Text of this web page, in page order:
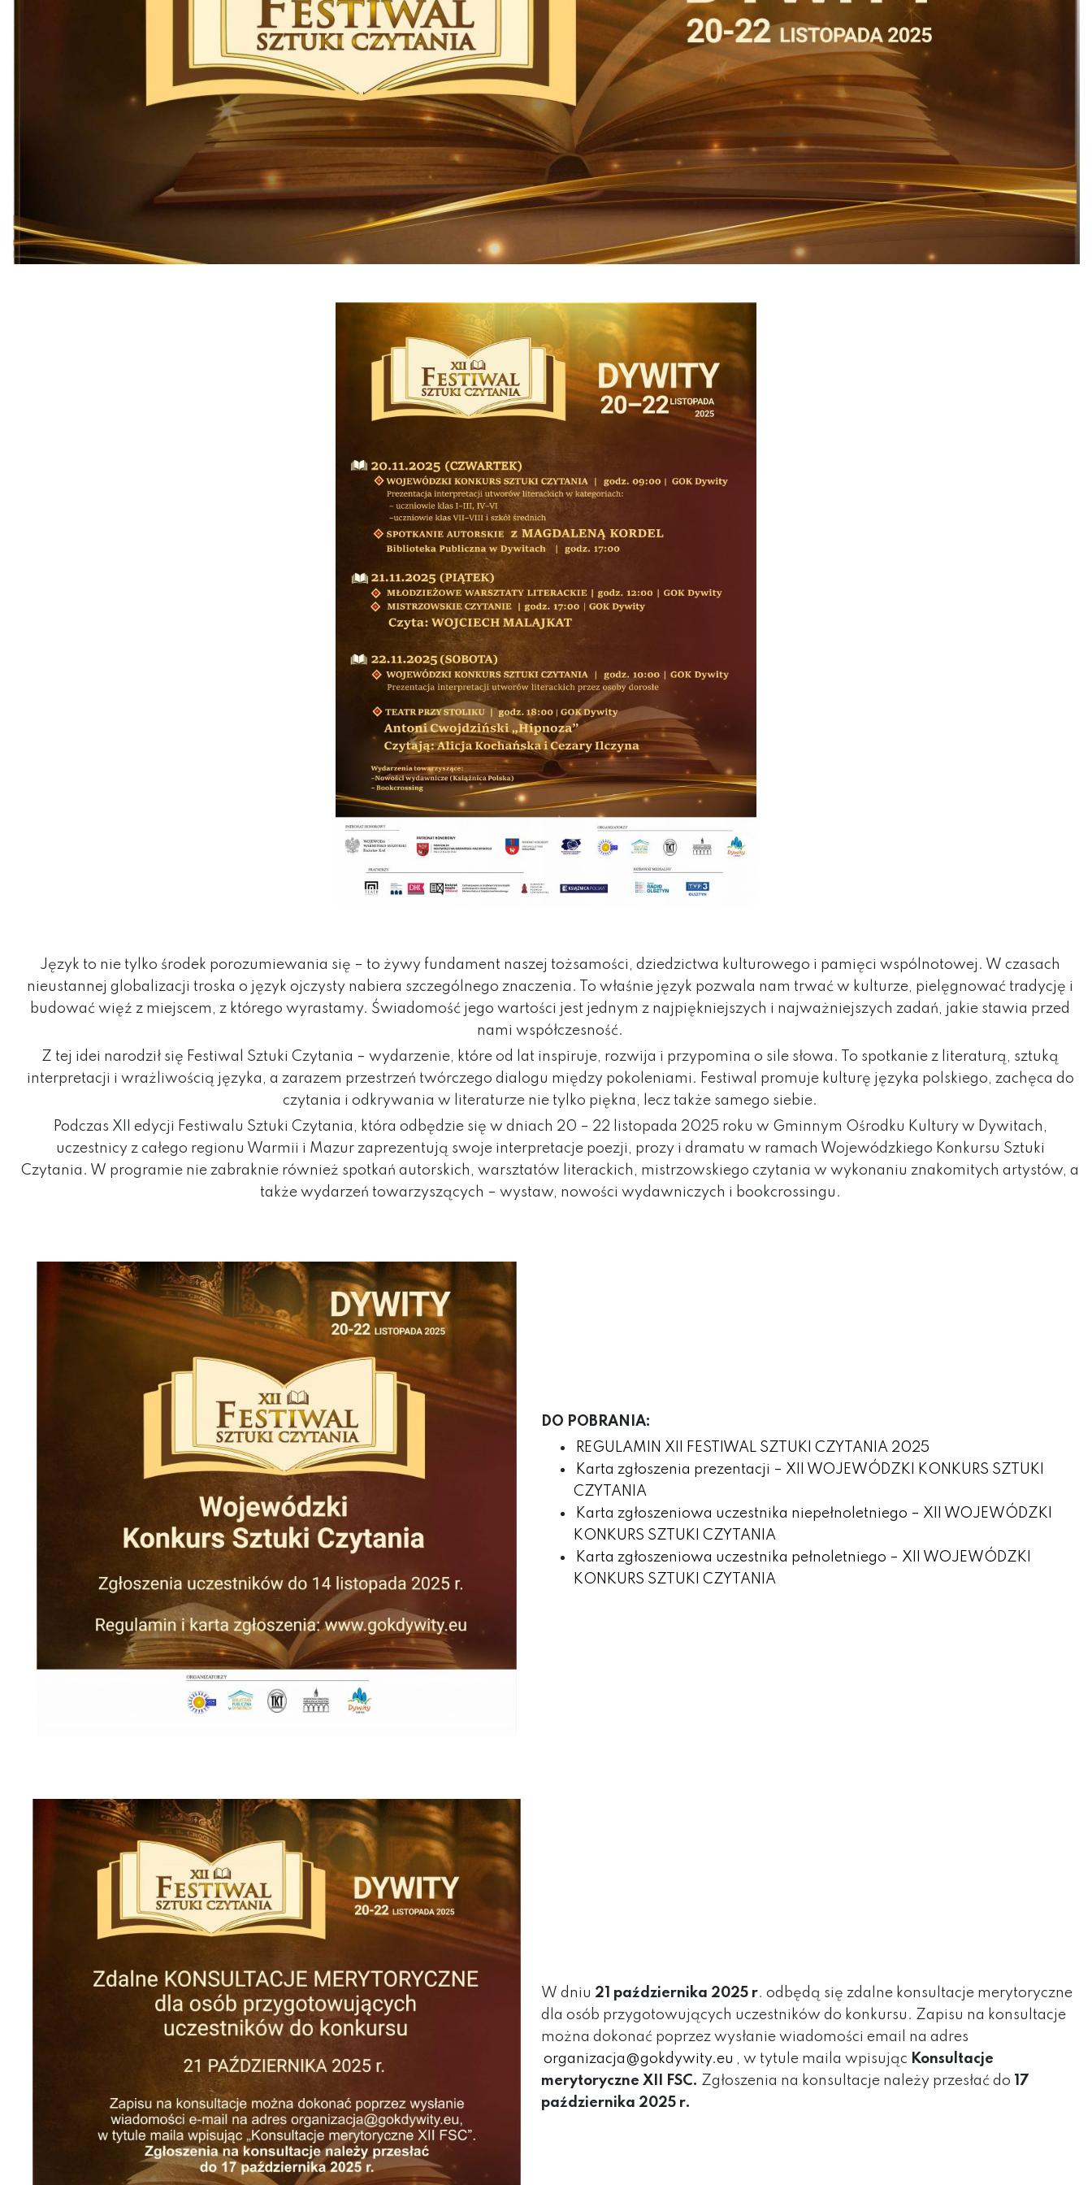
Język to nie tylko środek porozumiewania się – to żywy fundament naszej tożsamości, dziedzictwa kulturowego i pamięci wspólnotowej. W czasach
nieustannej globalizacji troska o język ojczysty nabiera szczególnego znaczenia. To właśnie język pozwala nam trwać w kulturze, pielęgnować tradycję i
budować więź z miejscem, z którego wyrastamy. Świadomość jego wartości jest jednym z najpiękniejszych i najważniejszych zadań, jakie stawia przed
nami współczesność.
Z tej idei narodził się Festiwal Sztuki Czytania – wydarzenie, które od lat inspiruje, rozwija i przypomina o sile słowa. To spotkanie z literaturą, sztuką
interpretacji i wrażliwością języka, a zarazem przestrzeń twórczego dialogu między pokoleniami. Festiwal promuje kulturę języka polskiego, zachęca do
czytania i odkrywania w literaturze nie tylko piękna, lecz także samego siebie.
Podczas XII edycji Festiwalu Sztuki Czytania, która odbędzie się w dniach 20 – 22 listopada 2025 roku w Gminnym Ośrodku Kultury w Dywitach,
uczestnicy z całego regionu Warmii i Mazur zaprezentują swoje interpretacje poezji, prozy i dramatu w ramach Wojewódzkiego Konkursu Sztuki
Czytania. W programie nie zabraknie również spotkań autorskich, warsztatów literackich, mistrzowskiego czytania w wykonaniu znakomitych artystów, a
także wydarzeń towarzyszących – wystaw, nowości wydawniczych i bookcrossingu.
DO POBRANIA:
REGULAMIN XII FESTIWAL SZTUKI CZYTANIA 2025
Karta zgłoszenia prezentacji – XII WOJEWÓDZKI KONKURS SZTUKI
CZYTANIA
Karta zgłoszeniowa uczestnika niepełnoletniego – XII WOJEWÓDZKI
KONKURS SZTUKI CZYTANIA
Karta zgłoszeniowa uczestnika pełnoletniego – XII WOJEWÓDZKI
KONKURS SZTUKI CZYTANIA
W dniu 21 października 2025 r. odbędą się zdalne konsultacje merytoryczne
dla osób przygotowujących uczestników do konkursu. Zapisu na konsultacje
można dokonać poprzez wysłanie wiadomości email na adres
organizacja@gokdywity.eu , w tytule maila wpisując Konsultacje
merytoryczne XII FSC. Zgłoszenia na konsultacje należy przesłać do 17
października 2025 r.